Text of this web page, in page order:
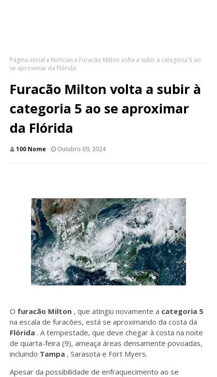
Página inicial Notícias
Furacão Milton volta a subir à categoria 5 ao
se aproximar da Flórida
Furacão Milton volta a subir à
categoria 5 ao se aproximar
da Flórida
100 Nome Outubro 09, 2024
O furacão Milton , que atingiu novamente a categoria 5
na escala de furacões, está se aproximando da costa da
Flórida . A tempestade, que deve chegar à costa na noite
de quarta-feira (9), ameaça áreas densamente povoadas,
incluindo Tampa , Sarasota e Fort Myers.
Apesar da possibilidade de enfraquecimento ao se